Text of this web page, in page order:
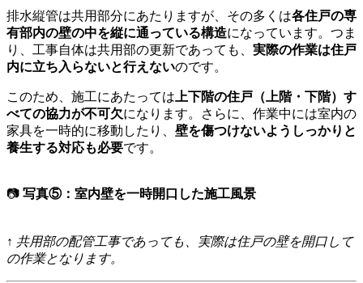
排水縦管は共用部分にあたりますが、その多くは各住戸の専
有部内の壁の中を縦に通っている構造になっています。つま
り、工事自体は共用部の更新であっても、 実際の作業は住戸
内に立ち入らないと行えないのです。
このため、施工にあたっては 上下階の住戸（上階・下階）す
べての協力が不可欠になります。さらに、作業中には室内の
家具を一時的に移動したり、 壁を傷つけないようしっかりと
養生する対応も必要です。
📷 写真⑤：室内壁を一時開口した施工風景
↑ 共用部の配管工事であっても、実際は住戸の壁を開口して
の作業となります。